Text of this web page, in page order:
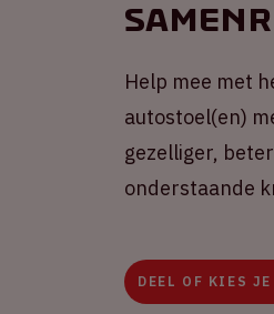
Help mee met
autostoel(en)
gezelliger,
onderstaande
DEEL OF KIES